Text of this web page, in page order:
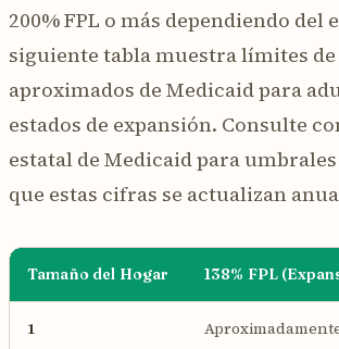
200% FPL o más dependiendo del
siguiente tabla muestra límites
aproximados de Medicaid para
estados de expansión. Consulte
estatal de Medicaid para
que estas cifras se actualizan
Tamaño del Hogar 138% FPL
1